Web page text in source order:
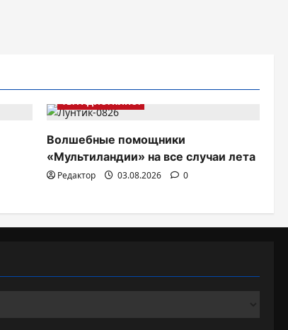
ТВ. РАДИО. КИНО.
Волшебные помощники
«Мультиландии» на все случаи лета
Редактор 03.08.2026 0